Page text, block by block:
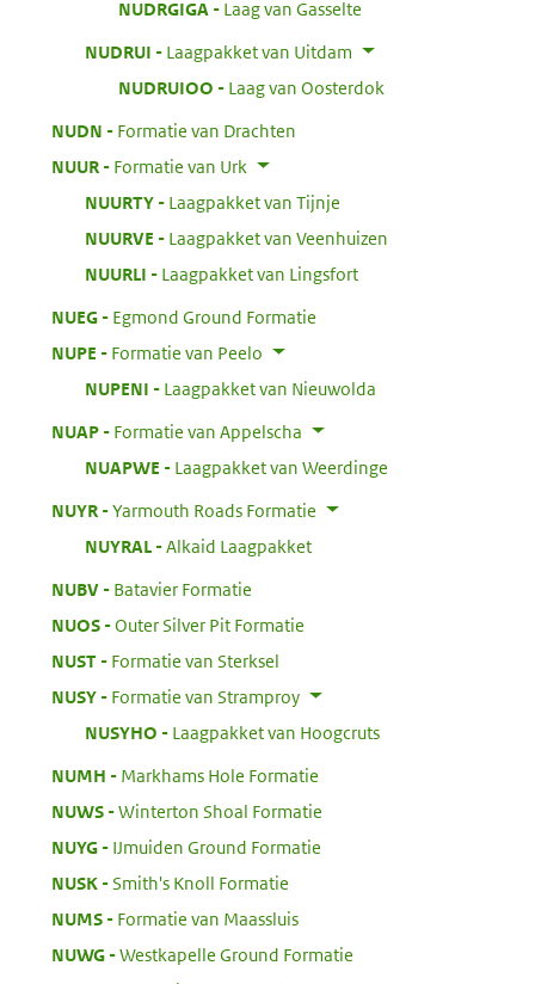
NUDRGIGA
Laag van Gasselte
NUDRUI
Laagpakket van Uitdam
NUDRUIOO
Laag van Oosterdok
NUDN
Formatie van Drachten
NUUR:
Formatie van Urk
NUURTY:
Laagpakket van Tijnje
NUURVE
Laagpakket van Veenhuizen
NUURLI
Laagpakket van Lingsfort
NUEG:
Egmond Ground Formatie
NUPE
Formatie van Peelo
NUPENI
Laagpakket van Nieuwolda
NUAP:
Formatie van Appelscha
NUAPWE
Laagpakket van Weerdinge
NUYR:
Yarmouth Roads Formatie
NUYRAL
Alkaid Laagpakket
NUBV:
Batavier Formatie
NUOS:
Outer Silver Pit Formatie
NUST:
Formatie van Sterksel
NUSY:
Formatie van Stramproy
NUSYHO
Laagpakket van Hoogcruts
NUMH
Markhams Hole Formatie
NUWS:
Winterton Shoal Formatie
NUYG:
IJmuiden Ground Formatie
NUSK:
Smith's Knoll Formatie
NUMS:
Formatie van Maassluis
NUWG:
Westkapelle Ground Formatie